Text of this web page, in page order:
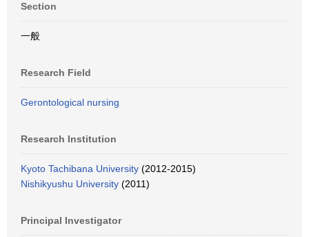
Section
一般
Research Field
Gerontological nursing
Research Institution
Kyoto Tachibana University (2012-2015)
Nishikyushu University (2011)
Principal Investigator